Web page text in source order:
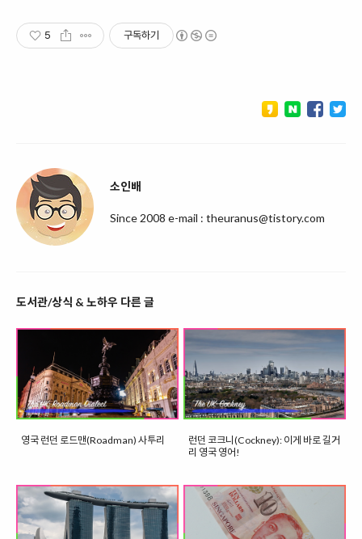
5 구독하기
소인배
Since 2008 e-mail : theuranus@tistory.com
도서관/상식 & 노하우 다른 글
영국 런던 로드맨(Roadman) 사투리
런던 코크니(Cockney): 이게 바로 길거
리 영국 영어!